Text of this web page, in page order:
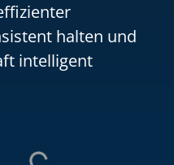
halten und
intelligent